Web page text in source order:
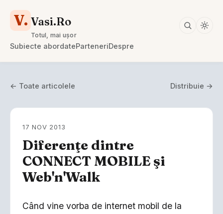
V. Vasi.Ro
Totul, mai ușor
Subiecte abordateParteneriDespre
← Toate articolele Distribuie →
17 NOV 2013
Diferenţe dintre
CONNECT MOBILE şi
Web'n'Walk
Când vine vorba de internet mobil de la